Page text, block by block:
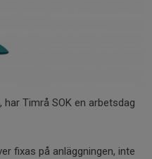
Timrå SOK en arbetsdag
fixas på anläggningen, inte